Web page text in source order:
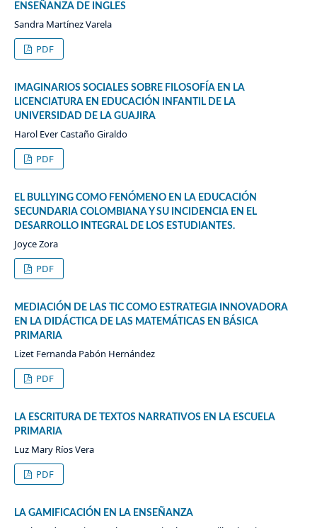
ENSEÑANZA DE INGLES
Sandra Martínez Varela
PDF
IMAGINARIOS SOCIALES SOBRE FILOSOFÍA EN LA
LICENCIATURA EN EDUCACIÓN INFANTIL DE LA
UNIVERSIDAD DE LA GUAJIRA
Harol Ever Castaño Giraldo
PDF
EL BULLYING COMO FENÓMENO EN LA EDUCACIÓN
SECUNDARIA COLOMBIANA Y SU INCIDENCIA EN EL
DESARROLLO INTEGRAL DE LOS ESTUDIANTES.
Joyce Zora
PDF
MEDIACIÓN DE LAS TIC COMO ESTRATEGIA INNOVADORA
EN LA DIDÁCTICA DE LAS MATEMÁTICAS EN BÁSICA
PRIMARIA
Lizet Fernanda Pabón Hernández
PDF
LA ESCRITURA DE TEXTOS NARRATIVOS EN LA ESCUELA
PRIMARIA
Luz Mary Ríos Vera
PDF
LA GAMIFICACIÓN EN LA ENSEÑANZA